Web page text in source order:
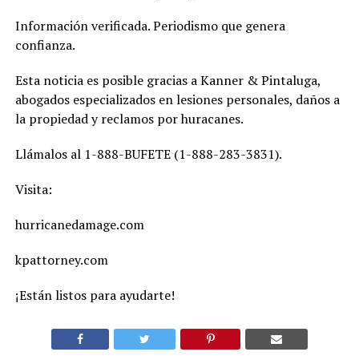
Información verificada. Periodismo que genera
confianza.
Esta noticia es posible gracias a Kanner & Pintaluga,
abogados especializados en lesiones personales, daños a
la propiedad y reclamos por huracanes.
Llámalos al 1-888-BUFETE (1-888-283-3831).
Visita:
hurricanedamage.com
kpattorney.com
¡Están listos para ayudarte!